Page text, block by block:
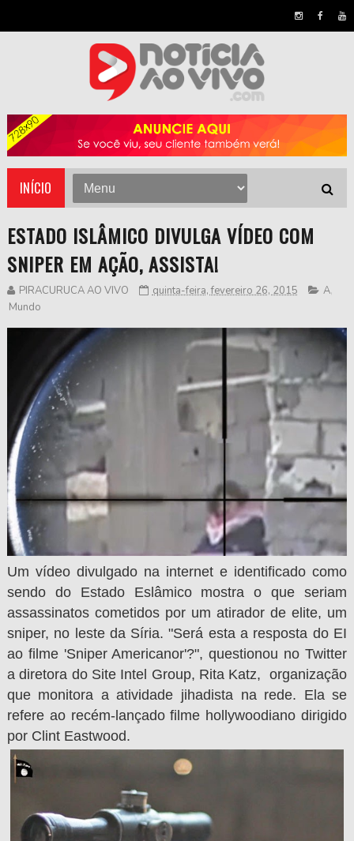
INÍCIO
ESTADO ISLÂMICO DIVULGA VÍDEO COM
SNIPER EM AÇÃO, ASSISTA!
PIRACURUCA AO VIVO quinta-feira, fevereiro 26, 2015 A,
Mundo
Um vídeo divulgado na internet e identificado como
sendo do Estado Eslâmico mostra o que seriam
assassinatos cometidos por um atirador de elite, um
sniper, no leste da Síria. "Será esta a resposta do EI
ao filme 'Sniper Americanor'?", questionou no Twitter
a diretora do Site Intel Group, Rita Katz, organização
que monitora a atividade jihadista na rede. Ela se
refere ao recém-lançado filme hollywoodiano dirigido
por Clint Eastwood.